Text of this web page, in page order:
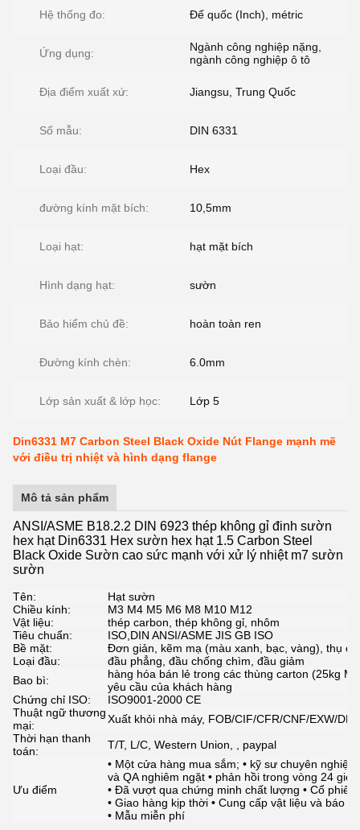
Hệ thống đo: Đế quốc (Inch), métric
Ứng dụng:
Ngành công nghiệp nặng,
ngành công nghiệp ô tô
Địa điểm xuất xứ: Jiangsu, Trung Quốc
Số mẫu: DIN 6331
Loại đầu: Hex
đường kính mặt bích: 10,5mm
Loại hạt: hạt mặt bích
Hình dạng hạt: sườn
Bảo hiểm chủ đề: hoàn toàn ren
Đường kính chèn: 6.0mm
Lớp sản xuất & lớp học: Lớp 5
Din6331 M7 Carbon Steel Black Oxide Nút Flange mạnh mẽ
với điều trị nhiệt và hình dạng flange
Mô tả sản phẩm
ANSI/ASME B18.2.2 DIN 6923 thép không gỉ đinh sườn
hex hạt Din6331 Hex sườn hex hạt 1.5 Carbon Steel
Black Oxide Sườn cao sức mạnh với xử lý nhiệt m7 sườn
sườn
Tên:
Hạt sườn
Chiều kính:
M3 M4 M5 M6 M8 M10 M12
Vật liệu:
thép carbon, thép không gỉ, nhôm
Tiêu chuẩn:
ISO,DIN ANSI/ASME JIS GB ISO
Bề mặt:
Đơn giản, kẽm mạ (màu xanh, bạc, vàng), thụ
Loại đầu:
đầu phẳng, đầu chống chìm, đầu giảm
Bao bì:
hàng hóa bán lẻ trong các thùng carton (25kg
yêu cầu của khách hàng
Chứng chỉ ISO:
ISO9001-2000 CE
Thuật ngữ thương
mại:
Xuất khỏi nhà máy, FOB/CIF/CFR/CNF/EXW/
Thời hạn thanh
toán:
T/T, L/C, Western Union, , paypal
Ưu điểm
• Một cửa hàng mua sắm; • kỹ sư chuyên
và QA nghiêm ngặt • phản hồi trong vòng 24 giờ
• Đã vượt qua chứng minh chất lượng • Cổ
• Giao hàng kịp thời • Cung cấp vật liệu và báo
• Mẫu miễn phí